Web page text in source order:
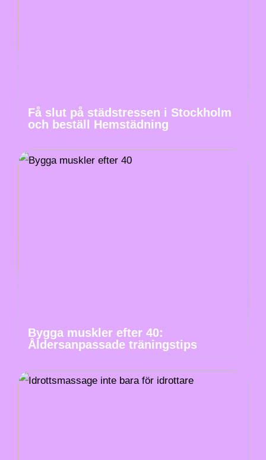
Få slut på städstressen i Stockholm
och beställ Hemstädning
Bygga muskler efter 40:
Åldersanpassade träningstips